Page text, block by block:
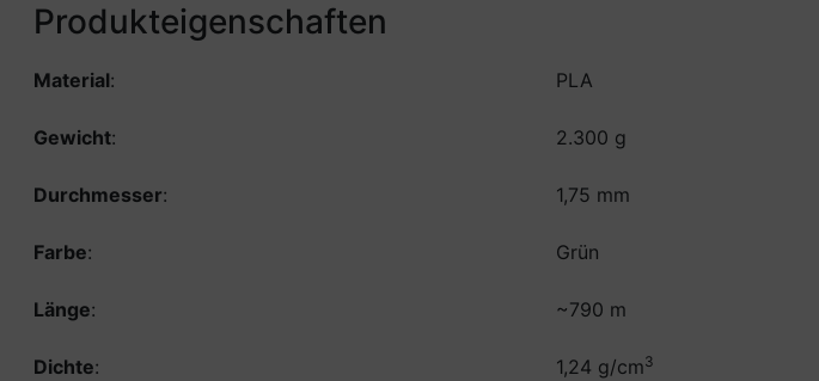
Produkteigenschaften
Material: PLA
Gewicht: 2.300 g
Durchmesser: 1,75 mm
Farbe: Grün
Länge: ~790 m
Dichte: 1,24 g/cm3